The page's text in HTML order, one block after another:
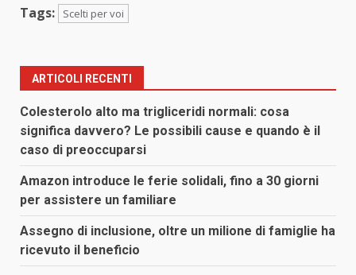
Tags: Scelti per voi
ARTICOLI RECENTI
Colesterolo alto ma trigliceridi normali: cosa
significa davvero? Le possibili cause e quando è il
caso di preoccuparsi
Amazon introduce le ferie solidali, fino a 30 giorni
per assistere un familiare
Assegno di inclusione, oltre un milione di famiglie ha
ricevuto il beneficio